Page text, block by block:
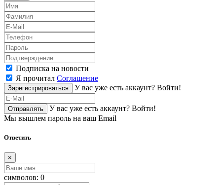
Подписка на новости
Я прочитал Соглашение
Зарегистрироваться У вас уже есть аккаунт? Войти!
Отправлять У вас уже есть аккаунт? Войти!
Мы вышлем пароль на ваш Email
Ответить
×
символов: 0